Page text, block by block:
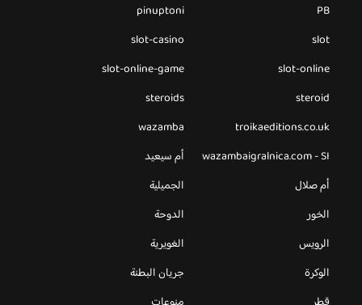
PB
pinuptoni
slot
slot-casino
slot-online
slot-online-game
steroid
steroids
troikaeditions.co.uk
wazamba
wazambaigralnica.com - SI
أم سيعيد
أم صلال
الجميلية
الخور
الدوحة
الرويس
الغويرية
الوكرة
جريان البطنة